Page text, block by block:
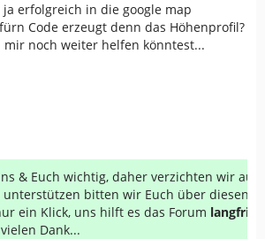
erfolgreich in die google map
Code erzeugt denn das Höhenprofil?
noch weiter helfen könntest...
& Euch wichtig, daher verzichten wir auf
unterstützen bitten wir Euch über diesen
ein Klick, uns hilft es das Forum
Dank...